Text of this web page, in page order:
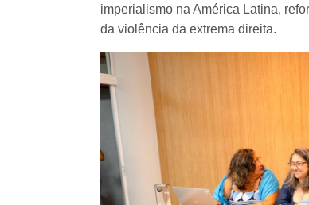
imperialismo na América Latina,
da violência da extrema direita.